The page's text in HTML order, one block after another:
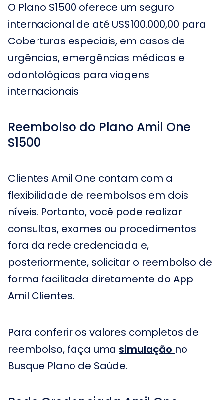
O Plano S1500 oferece um seguro
internacional de até US$100.000,00 para
Coberturas especiais, em casos de
urgências, emergências médicas e
odontológicas para viagens
internacionais
Reembolso do Plano Amil One
S1500
Clientes Amil One contam com a
flexibilidade de reembolsos em dois
níveis. Portanto, você pode realizar
consultas, exames ou procedimentos
fora da rede credenciada e,
posteriormente, solicitar o reembolso de
forma facilitada diretamente do App
Amil Clientes.
Para conferir os valores completos de
reembolso, faça uma simulação no
Busque Plano de Saúde.